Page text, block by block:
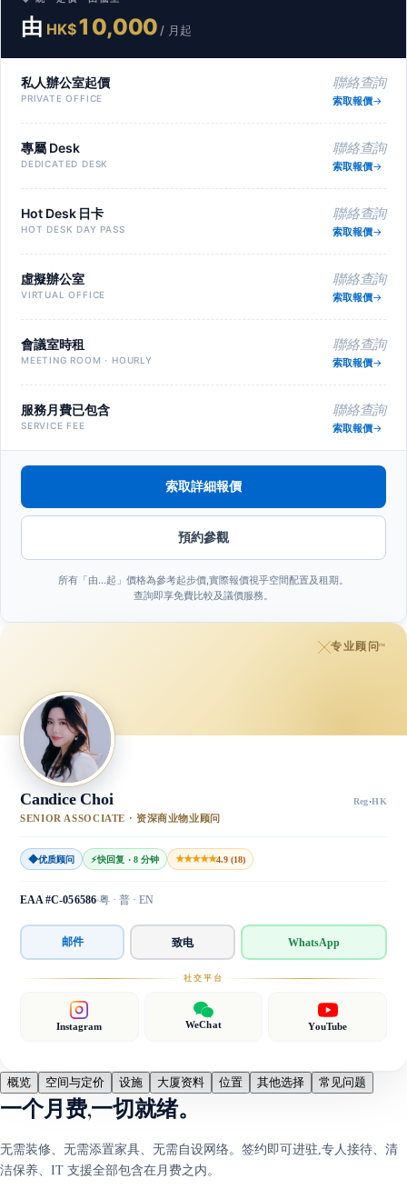
由 HK$10,000/ 月起
私人辦公室起價
PRIVATE OFFICE
聯絡查詢
索取報價
專屬 Desk
DEDICATED DESK
聯絡查詢
索取報價
Hot Desk 日卡
HOT DESK DAY PASS
聯絡查詢
索取報價
虛擬辦公室
VIRTUAL OFFICE
聯絡查詢
索取報價
會議室時租
MEETING ROOM · HOURLY
聯絡查詢
索取報價
服務月費已包含
SERVICE FEE
聯絡查詢
索取報價
索取詳細報價
預約參觀
所有「由…起」價格為參考起步價,實際報價視乎空間配置及租期。
查詢即享免費比較及議價服務。
专业顾问™
Candice Choi Reg·HK
SENIOR ASSOCIATE · 资深商业物业顾问
◆优质顾问 ⚡快回复 · 8 分钟 ★★★★★4.9 (18)
EAA #C-056586 粤 · 普 · EN
邮件 致电 WhatsApp
社交平台
Instagram WeChat YouTube
概览 空间与定价 设施 大厦资料 位置 其他选择 常见问题
一个月费,一切就绪。
无需装修、无需添置家具、无需自设网络。签约即可进驻,专人接待、清
洁保养、IT 支援全部包含在月费之内。